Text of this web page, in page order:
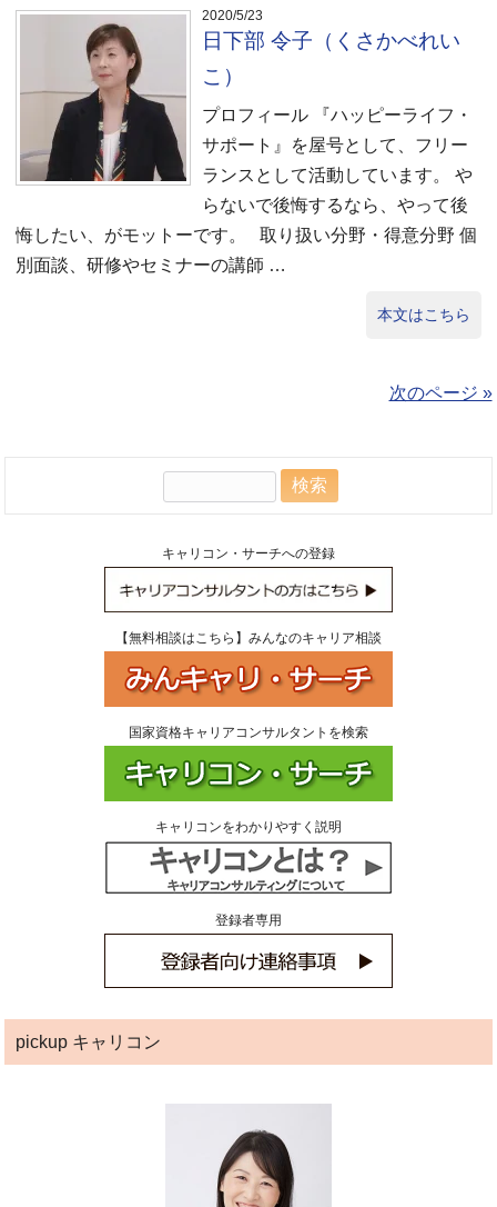
2020/5/23
日下部 令子（くさかべれい
こ）
プロフィール 『ハッピーライフ・
サポート』を屋号として、フリー
ランスとして活動しています。 や
らないで後悔するなら、やって後
悔したい、がモットーです。 取り扱い分野・得意分野 個
別面談、研修やセミナーの講師 …
本文はこちら
次のページ »
キャリコン・サーチへの登録
【無料相談はこちら】みんなのキャリア相談
国家資格キャリアコンサルタントを検索
キャリコンをわかりやすく説明
登録者専用
pickup キャリコン